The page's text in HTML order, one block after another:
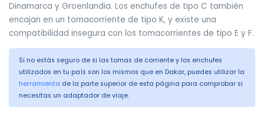
Dinamarca y Groenlandia. Los enchufes de tipo C también
encajan en un tomacorriente de tipo K, y existe una
compatibilidad insegura con los tomacorrientes de tipo E y F.
Si no estás seguro de si las tomas de corriente y los enchufes
utilizados en tu país son los mismos que en Dakar, puedes utilizar la
herramienta de la parte superior de esta página para comprobar si
necesitas un adaptador de viaje.